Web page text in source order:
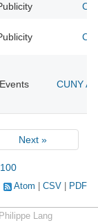
Events CUNY
Next »
100
Atom CSV PDF
Lang